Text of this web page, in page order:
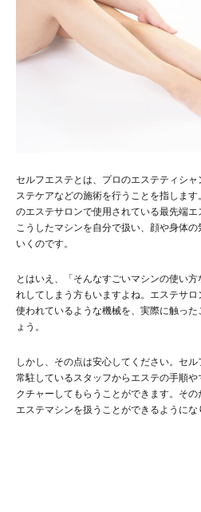
セルフエステとは、プロのエステティシ
ステケアなどの施術を行うことを指しま
のエステサロンで使用されている最先端エ
こうしたマシンを自分で扱い、顔や身体
いくのです。
とはいえ、「そんなすごいマシンの使い
れしてしまう方もいますよね。エステサ
使われているような機械を、実際に触っ
ょう。
しかし、その点は安心してください。セ
常駐しているスタッフからエステの手順
クチャーしてもらうことができます。そ
エステマシンを扱うことができるようにな